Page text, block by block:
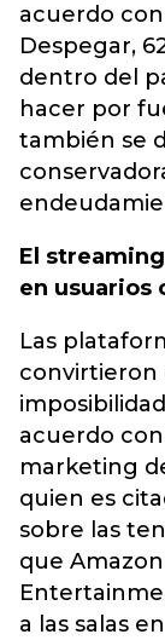
acuerdo
Despegar,
dentro del
hacer por
también se
El
en usuarios
Las
convirtieron
acuerdo
marketing
quien es
sobre las
que
a las salas